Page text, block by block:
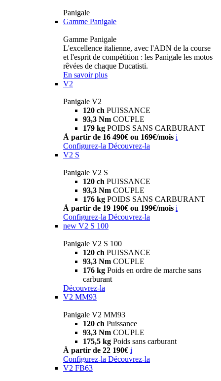
Panigale
Gamme Panigale
Gamme Panigale
L'excellence italienne, avec l'ADN de la course
et l'esprit de compétition : les Panigale les motos
rêvées de chaque Ducatisti.
En savoir plus
V2
Panigale V2
120 ch PUISSANCE
93,3 Nm COUPLE
179 kg POIDS SANS CARBURANT
À partir de 16 490€ ou 169€/mois i
Configurez-la Découvrez-la
V2 S
Panigale V2 S
120 ch PUISSANCE
93,3 Nm COUPLE
176 kg POIDS SANS CARBURANT
À partir de 19 190€ ou 199€/mois i
Configurez-la Découvrez-la
new V2 S 100
Panigale V2 S 100
120 ch PUISSANCE
93,3 Nm COUPLE
176 kg Poids en ordre de marche sans
carburant
Découvrez-la
V2 MM93
Panigale V2 MM93
120 ch Puissance
93,3 Nm COUPLE
175,5 kg Poids sans carburant
À partir de 22 190€ i
Configurez-la Découvrez-la
V2 FB63